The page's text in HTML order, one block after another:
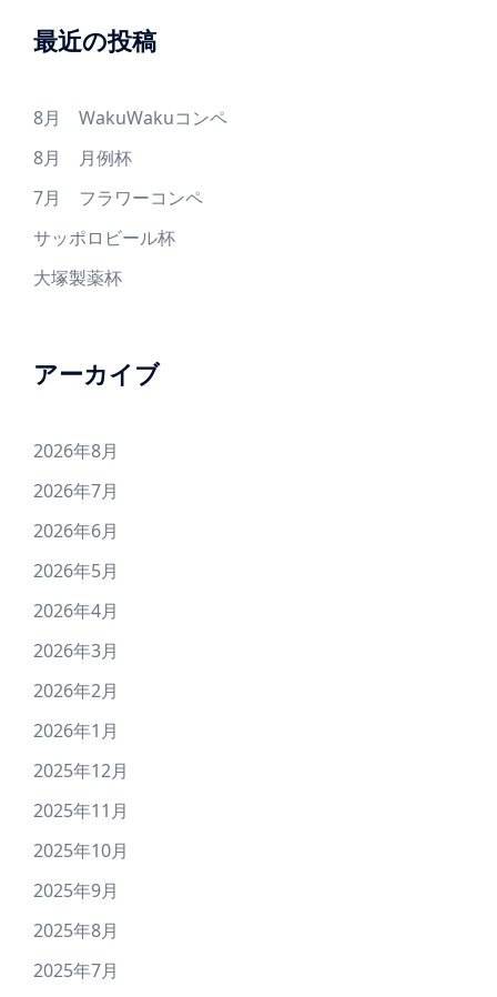
最近の投稿
8月 WakuWakuコンペ
8月 月例杯
7月 フラワーコンペ
サッポロビール杯
大塚製薬杯
アーカイブ
2026年8月
2026年7月
2026年6月
2026年5月
2026年4月
2026年3月
2026年2月
2026年1月
2025年12月
2025年11月
2025年10月
2025年9月
2025年8月
2025年7月